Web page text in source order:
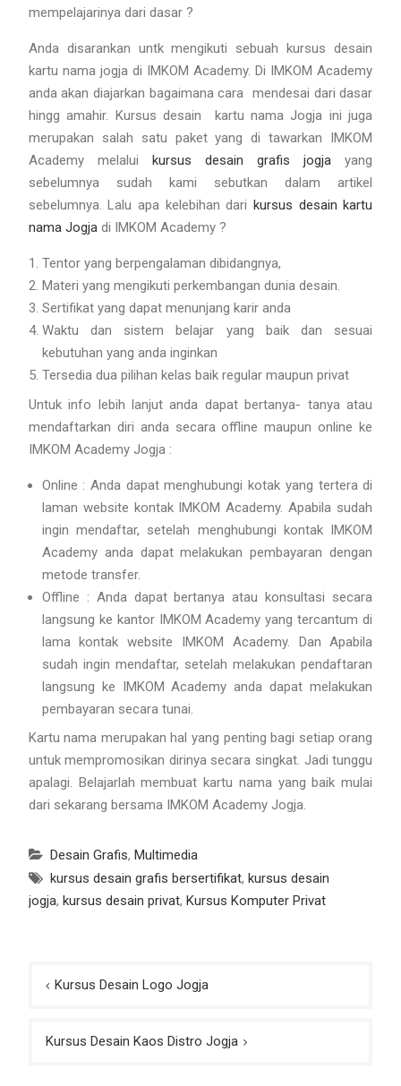
mempelajarinya dari dasar ?
Anda disarankan untk mengikuti sebuah kursus desain
kartu nama jogja di IMKOM Academy. Di IMKOM Academy
anda akan diajarkan bagaimana cara mendesai dari dasar
hingg amahir. Kursus desain kartu nama Jogja ini juga
merupakan salah satu paket yang di tawarkan IMKOM
Academy melalui
kursus desain grafis jogjayang
sebelumnya sudah kami sebutkan dalam artikel
sebelumnya. Lalu apa kelebihan dari kursus desain kartu
nama Jogjadi IMKOM Academy ?
Tentor yang berpengalaman dibidangnya,
Materi yang mengikuti perkembangan dunia desain.
Sertifikat yang dapat menunjang karir anda
Waktu dan sistem belajar yang baik dan sesuai
kebutuhan yang anda inginkan
Tersedia dua pilihan kelas baik regular maupun privat
Untuk info lebih lanjut anda dapat bertanya- tanya atau
mendaftarkan diri anda secara offline maupun online ke
IMKOM Academy Jogja :
Online : Anda dapat menghubungi kotak yang tertera di
laman website kontak IMKOM Academy. Apabila sudah
ingin mendaftar, setelah menghubungi kontak IMKOM
Academy anda dapat melakukan pembayaran dengan
metode transfer.
Offline : Anda dapat bertanya atau konsultasi secara
langsung ke kantor IMKOM Academy yang tercantum di
lama kontak website IMKOM Academy. Dan Apabila
sudah ingin mendaftar, setelah melakukan pendaftaran
langsung ke IMKOM Academy anda dapat melakukan
pembayaran secara tunai.
Kartu nama merupakan hal yang penting bagi setiap orang
untuk mempromosikan dirinya secara singkat. Jadi tunggu
apalagi. Belajarlah membuat kartu nama yang baik mulai
dari sekarang bersama IMKOM Academy Jogja.
Desain Grafis, Multimedia
kursus desain grafis bersertifikat, kursus desain
jogja, kursus desain privat, Kursus Komputer Privat
PostKursus Desain Logo Jogja
Kursus Desain Kaos Distro Jogja